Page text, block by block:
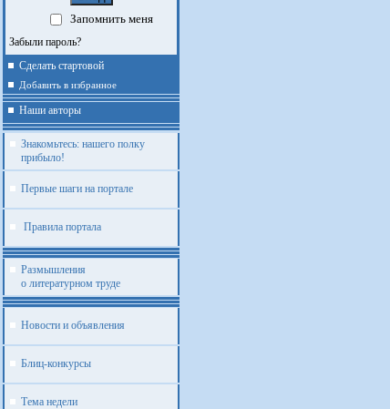
Запомнить меня
Забыли пароль?
Сделать стартовой
Добавить в избранное
Наши авторы
Знакомьтесь: нашего полку
прибыло!
Первые шаги на портале
Правила портала
Размышления
о литературном труде
Новости и объявления
Блиц-конкурсы
Тема недели